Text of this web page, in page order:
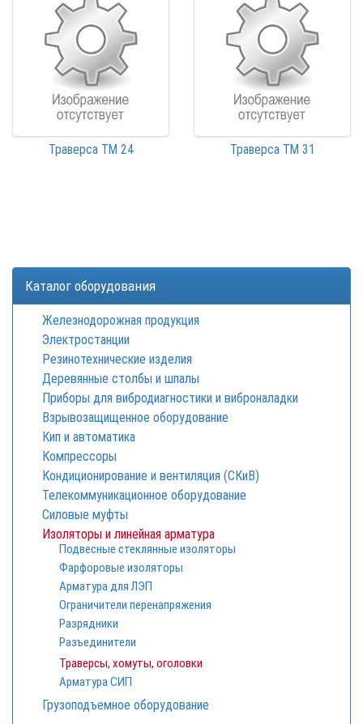
Траверса ТМ 24 Траверса ТМ 31
Каталог оборудования
Железнодорожная продукция
Электростанции
Резинотехнические изделия
Деревянные столбы и шпалы
Приборы для вибродиагностики и виброналадки
Взрывозащищенное оборудование
Кип и автоматика
Компрессоры
Кондиционирование и вентиляция (СКиВ)
Телекоммуникационное оборудование
Силовые муфты
Изоляторы и линейная арматура
Подвесные стеклянные изоляторы
Фарфоровые изоляторы
Арматура для ЛЭП
Ограничители перенапряжения
Разрядники
Разъединители
Траверсы, хомуты, оголовки
Арматура СИП
Грузоподъемное оборудование